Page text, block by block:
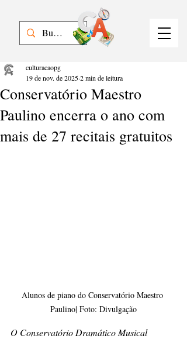
Conservatório Maestro
Paulino encerra o ano com
mais de 27 recitais gratuitos
culturacaopg
19 de nov. de 20252 min de leitura
Alunos de piano do Conservatório Maestro
Paulino| Foto: Divulgação
O Conservatório Dramático Musical